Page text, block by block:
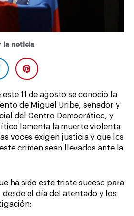
la noticia
este 11 de agosto se conoció la
de Miguel Uribe, senador y
del Centro Democrático, y
lamenta la muerte violenta
voces exigen justicia y que los
crimen sean llevados ante la
ha sido este triste suceso para
el día del atentado y los